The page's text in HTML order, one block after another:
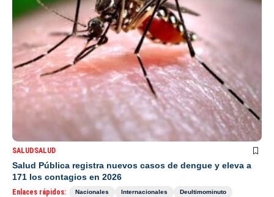
SALUDSALUD
Salud Pública registra nuevos casos de dengue y eleva a
171 los contagios en 2026
Enlaces rápidos: Nacionales Internacionales
Deultimominuto